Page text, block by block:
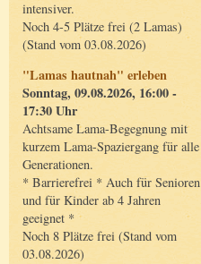
intensiver.
Noch 4-5 Plätze frei (2 Lamas)
(Stand vom 03.08.2026)
"Lamas hautnah" erleben
Sonntag, 09.08.2026, 16:00 -
17:30 Uhr
Achtsame Lama-Begegnung mit
kurzem Lama-Spaziergang für alle
Generationen.
* Barrierefrei * Auch für Senioren
und für Kinder ab 4 Jahren
geeignet *
Noch 8 Plätze frei (Stand vom
03.08.2026)